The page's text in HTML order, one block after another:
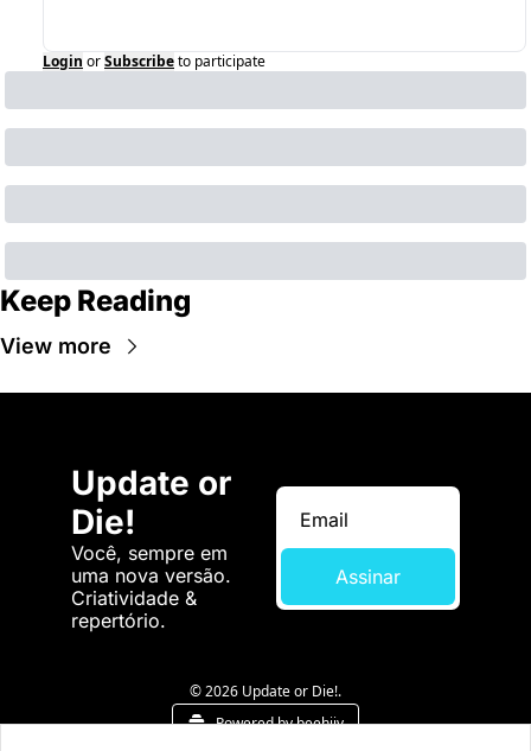
Login orSubscribeto participate
Keep Reading
View more
Update or
Die!
Você, sempre em
uma nova versão.
Criatividade &
repertório.
Assinar
© 2026 Update or Die!.
Powered by beehiiv